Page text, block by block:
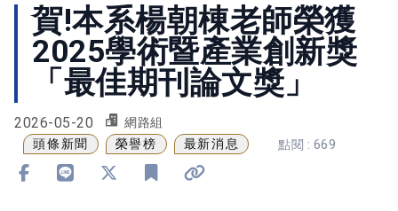
賀!本系楊朝棟老師榮獲
2025學術暨產業創新獎
「最佳期刊論文獎」
2026-05-20 網路組
頭條新聞 榮譽榜 最新消息 點閱 : 669